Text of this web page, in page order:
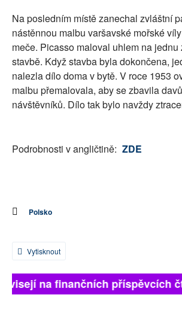
Na posledním místě zanechal zvláštní
nástěnnou malbu varšavské mořské
meče. Picasso maloval uhlem na jednu
stavbě. Když stavba byla dokončena,
nalezla dílo doma v bytě. V roce 1953
malbu přemalovala, aby se zbavila
návštěvníků. Dílo tak bylo navždy
Podrobnosti v angličtině: ZDE
Polsko
Vytisknout
na finančních příspěvcích